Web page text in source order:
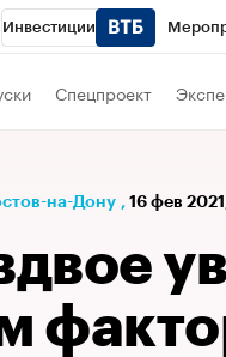
Инвестиции
Спецпроект
на-Дону , 16 фев